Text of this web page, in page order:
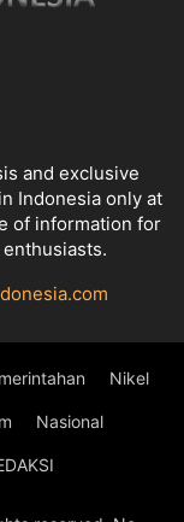
and exclusive
Indonesia only at
of information for
Nikel
Nasional